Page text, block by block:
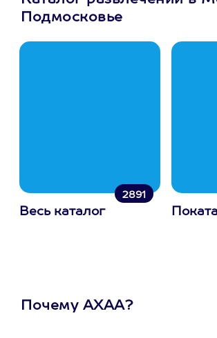
Подмосковье
2891
Весь каталог
Почему АХАА?